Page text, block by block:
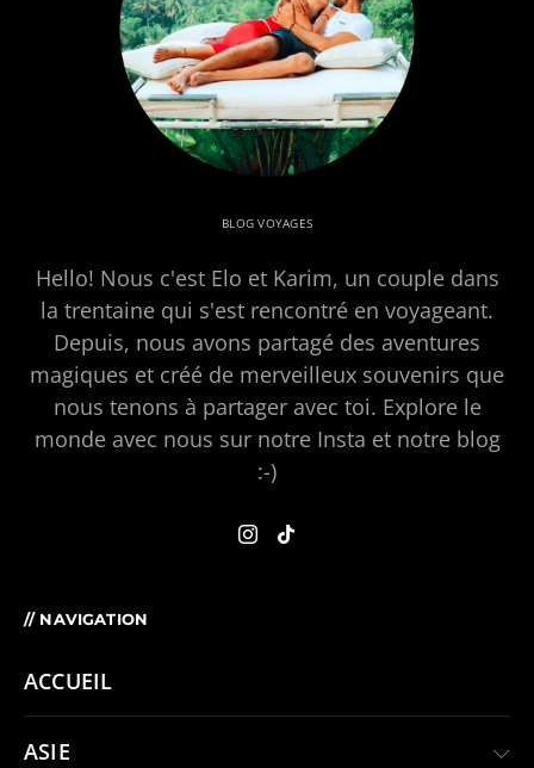
BLOG VOYAGES
Hello! Nous c'est Elo et Karim, un couple dans
la trentaine qui s'est rencontré en voyageant.
Depuis, nous avons partagé des aventures
magiques et créé de merveilleux souvenirs que
nous tenons à partager avec toi. Explore le
monde avec nous sur notre Insta et notre blog
:-)
// NAVIGATION
ACCUEIL
ASIE